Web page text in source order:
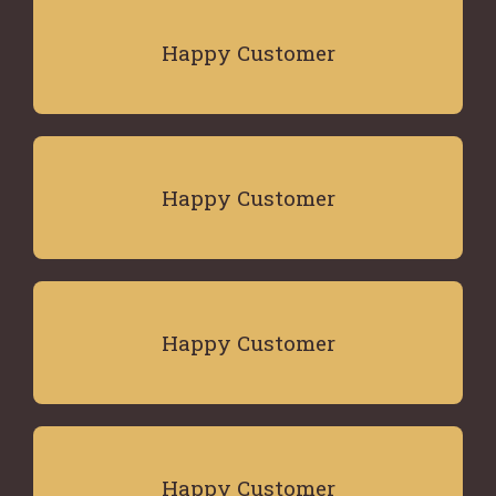
Happy Customer
Happy Customer
Happy Customer
Happy Customer